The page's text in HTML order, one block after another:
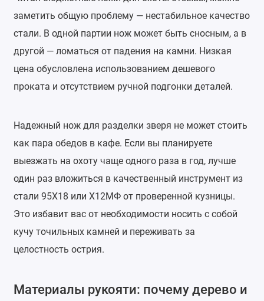
заметить общую проблему — нестабильное качество
стали. В одной партии нож может быть сносным, а в
другой — ломаться от падения на камни. Низкая
цена обусловлена использованием дешевого
проката и отсутствием ручной подгонки деталей.
Надежный нож для разделки зверя не может стоить
как пара обедов в кафе. Если вы планируете
выезжать на охоту чаще одного раза в год, лучше
один раз вложиться в качественный инструмент из
стали 95Х18 или Х12МФ от проверенной кузницы.
Это избавит вас от необходимости носить с собой
кучу точильных камней и переживать за
целостность острия.
Материалы рукояти: почему дерево и